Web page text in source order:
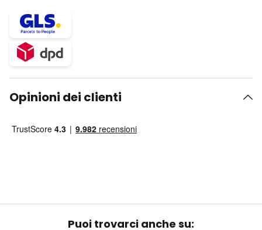
Opinioni dei clienti
Puoi trovarci anche su: